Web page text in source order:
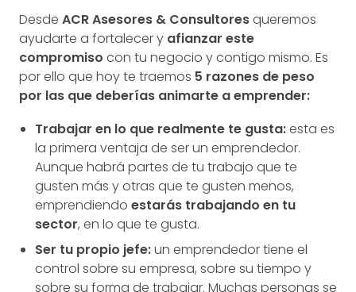
Desde ACR Asesores & Consultoresqueremos
ayudarte a fortalecer y afianzar este
compromiso con tu negocio y contigo mismo. Es
por ello que hoy te traemos 5 razones de peso
por las que deberías animarte a emprender:
Trabajar en lo que realmente te gusta:esta es
la primera ventaja de ser un emprendedor.
Aunque habrá partes de tu trabajo que te
gusten más y otras que te gusten menos,
emprendiendo estarás trabajando en tu
sector, en lo que te gusta.
Ser tu propio jefe:un emprendedor tiene el
control sobre su empresa, sobre su tiempo y
sobre su forma de trabajar. Muchas personas se